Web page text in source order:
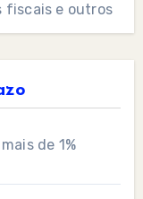
fiscais e outros
de 1%